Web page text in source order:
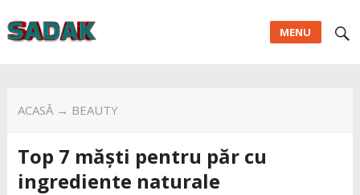
MENU
ACASĂ→ BEAUTY
Top 7 măști pentru păr cu
ingrediente naturale